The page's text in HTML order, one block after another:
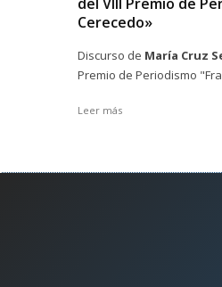
Cerecedo»
Discurso de María Cruz
Premio de Periodismo
Leer más